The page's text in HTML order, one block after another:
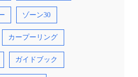
スについて、行政の介入
することで、改善に成功
で構成されており、
なっていましたが、市長
した。また、バスのフラ
者から多くの反対があり
通局職員が、明確なビジ
ゾーン30
カープーリング
ガイドブック